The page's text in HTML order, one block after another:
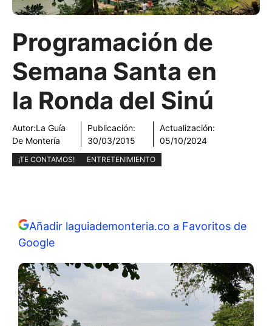
Programación de
Semana Santa en
la Ronda del Sinú
Autor:La Guía
De Montería
Publicación:
30/03/2015
Actualización:
05/10/2024
¡TE CONTAMOS! ENTRETENIMIENTO
Añadir laguiademonteria.co a Favoritos de
Google